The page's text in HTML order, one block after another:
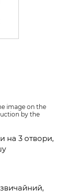
image on the
by the
на 3 отвори,